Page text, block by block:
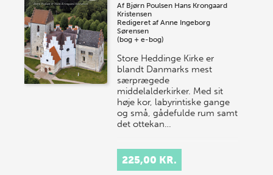
Af Bjørn Poulsen Hans Krongaard
Kristensen
Redigeret afAnne Ingeborg
Sørensen
(bog + e-bog)
Store Heddinge Kirke er
blandt Danmarks mest
særprægede
middelalderkirker. Med sit
høje kor, labyrintiske gange
og små, gådefulde rum samt
det ottekan…
225,00 KR.